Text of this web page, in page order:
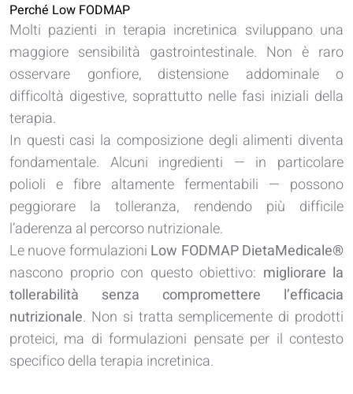
Perché Low FODMAP
Molti pazienti in terapia incretinica sviluppano una
maggiore sensibilità gastrointestinale. Non è raro
osservare gonfiore, distensione addominale o
difficoltà digestive, soprattutto nelle fasi iniziali della
terapia.
In questi casi la composizione degli alimenti diventa
fondamentale. Alcuni ingredienti — in particolare
polioli e fibre altamente fermentabili — possono
peggiorare la tolleranza, rendendo più difficile
l’aderenza al percorso nutrizionale.
Le nuove formulazioni Low FODMAP DietaMedicale®
nascono proprio con questo obiettivo: migliorare la
tollerabilità senza compromettere l’efficacia
nutrizionale. Non si tratta semplicemente di prodotti
proteici, ma di formulazioni pensate per il contesto
specifico della terapia incretinica.